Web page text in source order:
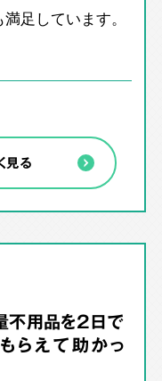
足しています。
見る
不用品を2日で
らえて助かっ